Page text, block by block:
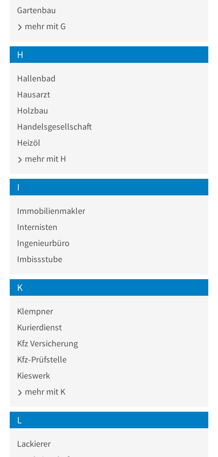
Gartenbau
mehr mit G
H
Hallenbad
Hausarzt
Holzbau
Handelsgesellschaft
Heizöl
mehr mit H
I
Immobilienmakler
Internisten
Ingenieurbüro
Imbissstube
K
Klempner
Kurierdienst
Kfz Versicherung
Kfz-Prüfstelle
Kieswerk
mehr mit K
L
Lackierer